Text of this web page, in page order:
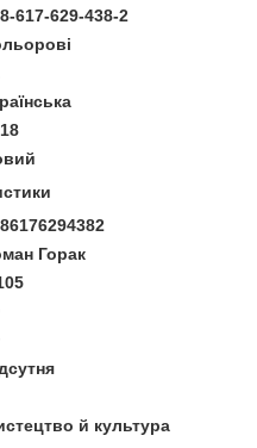
617-629-438-2
Горак
й культура